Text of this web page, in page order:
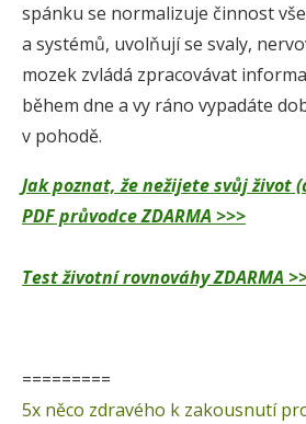
spánku se normalizuje činnost
a systémů, uvolňují se svaly,
mozek zvládá zpracovávat
během dne a vy ráno vypadáte
v pohodě.
Jak poznat, že nežijete svůj život
PDF průvodce ZDARMA >>>
Test životní rovnováhy ZDARMA
=========
5x něco zdravého k zakousnutí